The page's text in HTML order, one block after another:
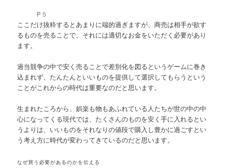
P５
ここだけ抜粋するとあまりに端的過ぎますが、商売は相手が欲す
るものを売ることで、それには適切なお金をいただく必要があり
ます。
過当競争の中で安く売ることで差別化を図るというゲームに巻き
込まれず、たんたんといいものを提供して選択してもらうという
ことがこれからの時代は重要なのだと思います。
生まれたころから、娯楽も物もあふれている人たちが世の中の中
心になってくる現代では、たくさんのものを安く手に入れるとい
うよりは、いいものをそれなりの値段で購入し豊かに過ごすとい
う考え方に時代が変わってきているのだと思います。
なぜ買う必要があるのかを伝える